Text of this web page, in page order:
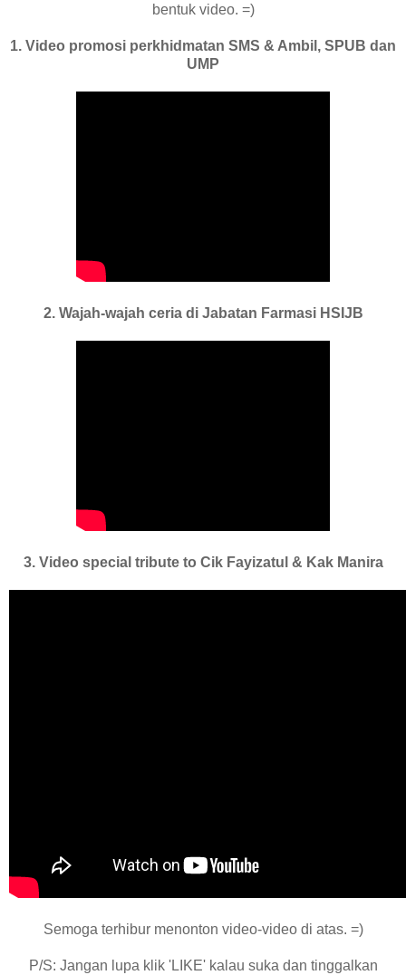
bentuk video. =)
1. Video promosi perkhidmatan SMS & Ambil, SPUB dan
UMP
2. Wajah-wajah ceria di Jabatan Farmasi HSIJB
3. Video special tribute to Cik Fayizatul & Kak Manira
Semoga terhibur menonton video-video di atas. =)
P/S: Jangan lupa klik 'LIKE' kalau suka dan tinggalkan